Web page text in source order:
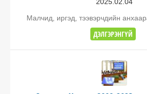
Малчид, иргэд, тээвэрчдийн
ДЭЛГЭРЭНГҮЙ